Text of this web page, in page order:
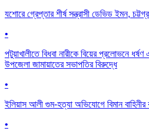
যশোরে গ্রেপ্তার শীর্ষ সন্ত্রাসী ডেভিড ইমন,
•
পটুয়াখালীতে বিধবা নারীকে বিয়ের প্রলোভনে
উপজেলা জামায়াতের সভাপতির বিরুদ্ধে
•
ইলিয়াস আলী গুম-হত্যা অভিযোগে বিমান বাহিনীর
•